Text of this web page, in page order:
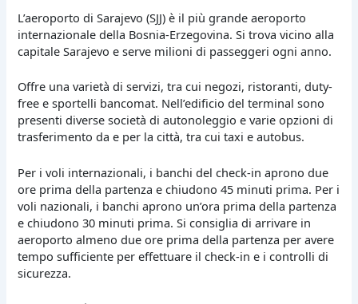
L’aeroporto di Sarajevo (SJJ) è il più grande aeroporto
internazionale della Bosnia-Erzegovina. Si trova vicino alla
capitale Sarajevo e serve milioni di passeggeri ogni anno.
Offre una varietà di servizi, tra cui negozi, ristoranti, duty-
free e sportelli bancomat. Nell’edificio del terminal sono
presenti diverse società di autonoleggio e varie opzioni di
trasferimento da e per la città, tra cui taxi e autobus.
Per i voli internazionali, i banchi del check-in aprono due
ore prima della partenza e chiudono 45 minuti prima. Per i
voli nazionali, i banchi aprono un’ora prima della partenza
e chiudono 30 minuti prima. Si consiglia di arrivare in
aeroporto almeno due ore prima della partenza per avere
tempo sufficiente per effettuare il check-in e i controlli di
sicurezza.